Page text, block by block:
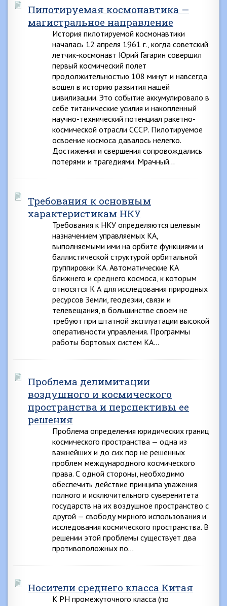
Пилотируемая космонавтика —
магистральное направление
История пилотируемой космонавтики
началась 12 апреля 1961 г., когда советский
летчик-космонавт Юрий Гагарин совершил
первый космический полет
продолжительностью 108 минут и навсегда
вошел в историю развития нашей
цивилизации. Это событие аккумулировало в
себе титанические усилия и накопленный
научно-технический потенциал ракетно-
космической отрасли СССР. Пилотируемое
освоение космоса давалось нелегко.
Достижения и свершения сопровождались
потерями и трагедиями. Мрачный…
Требования к основным
характеристикам НКУ
Требования к НКУ определяются целевым
назначением управляемых КА,
выполняемыми ими на орбите функциями и
баллистической структурой орбитальной
группировки КА. Автоматические КА
ближнего и среднего космоса, к которым
относятся К А для исследования природных
ресурсов Земли, геодезии, связи и
телевещания, в большинстве своем не
требуют при штатной эксплуатации высокой
оперативности управления. Программы
работы бортовых систем КА…
Проблема делимитации
воздушного и космического
пространства и перспективы ее
решения
Проблема определения юридических границ
космического пространства — одна из
важнейших и до сих пор не решенных
проблем международного космического
права. С одной стороны, необходимо
обеспечить действие принципа уважения
полного и исключительного суверенитета
государств на их воздушное пространство с
другой — свободу мирного использования и
исследования космического пространства. В
решении этой проблемы существует два
противоположных по…
Носители среднего класса Китая
К РН промежуточного класса (по